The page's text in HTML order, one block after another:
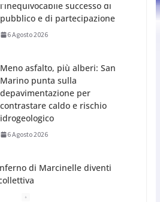
Meno asfalto, più alberi: San
Marino punta sulla
idrogeologico
6 Agosto 2026
San Marino. USL: l’inferno di
Marcinelle diventi monito e